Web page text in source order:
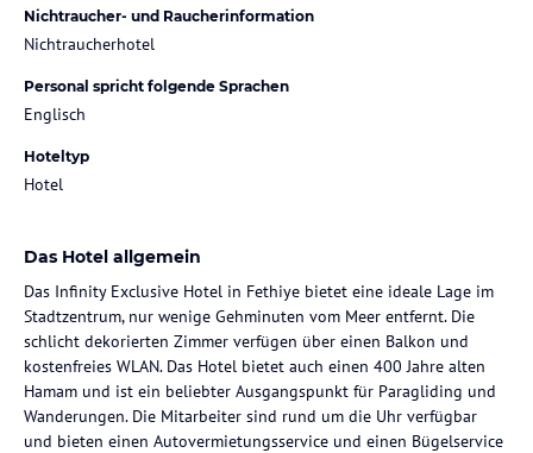
Nichtraucher- und Raucherinformation
Nichtraucherhotel
Personal spricht folgende Sprachen
Englisch
Hoteltyp
Hotel
Das Hotel allgemein
Das Infinity Exclusive Hotel in Fethiye bietet eine ideale Lage im
Stadtzentrum, nur wenige Gehminuten vom Meer entfernt. Die
schlicht dekorierten Zimmer verfügen über einen Balkon und
kostenfreies WLAN. Das Hotel bietet auch einen 400 Jahre alten
Hamam und ist ein beliebter Ausgangspunkt für Paragliding und
Wanderungen. Die Mitarbeiter sind rund um die Uhr verfügbar
und bieten einen Autovermietungsservice und einen Bügelservice